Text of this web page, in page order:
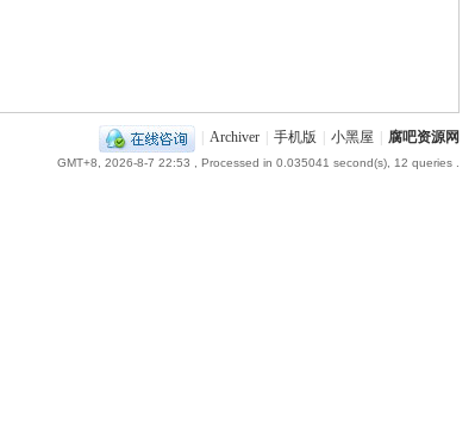
Archiver 手机版 小黑屋 腐吧资源网
GMT+8, 2026-8-7 22:53 , Processed in 0.035041 second(s), 12 queries .